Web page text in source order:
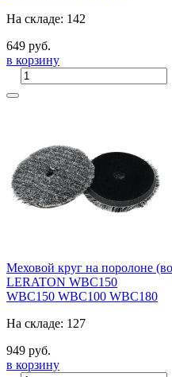
На складе: 142
649 руб.
в корзину
Меховой круг на поролоне
LERATON WBC150
WBC150 WBC100 WBC180
На складе: 127
949 руб.
в корзину